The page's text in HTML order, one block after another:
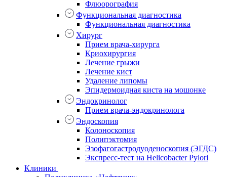
Флюорография
Функциональная диагностика
Функциональная диагностика
Хирург
Прием врача-хирурга
Криохирургия
Лечение грыжи
Лечение кист
Удаление липомы
Эпидермоидная киста на мошонке
Эндокринолог
Прием врача-эндокринолога
Эндоскопия
Колоноскопия
Полипэктомия
Эзофагогастродуоденоскопия (ЭГДС)
Экспресс-тест на Helicobacter Pylori
Клиники